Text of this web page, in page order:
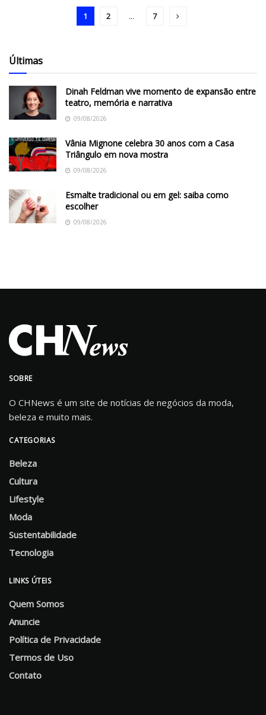
1 2 ... 7
Últimas
Dinah Feldman vive momento de expansão entre
teatro, memória e narrativa
09/08/2026
Vânia Mignone celebra 30 anos com a Casa
Triângulo em nova mostra
09/08/2026
Esmalte tradicional ou em gel: saiba como
escolher
09/08/2026
SOBRE
O CHNews é um site de notícias de negócios da moda,
beleza e muito mais.
CATEGORIAS
Beleza
Cultura
Lifestyle
Moda
Sustentabilidade
Tecnologia
LINKS ÚTEIS
Quem Somos
Anuncie
Política de Privacidade
Termos de Uso
Contato